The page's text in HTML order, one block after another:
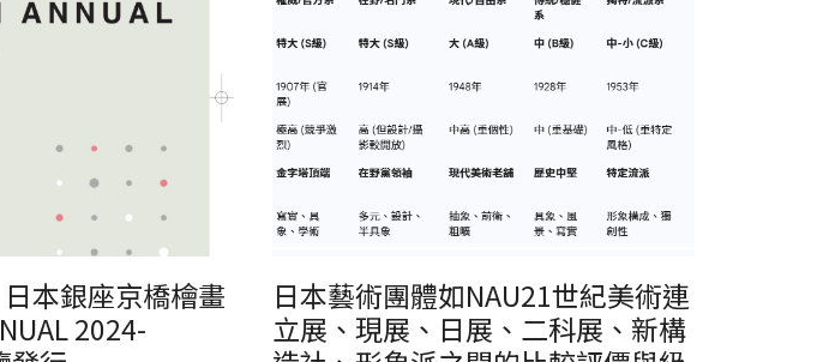
日本銀座京橋檜畫
2024-
日本藝術團體如NAU21世紀美術連
立展、現展、日展、二科展、新構